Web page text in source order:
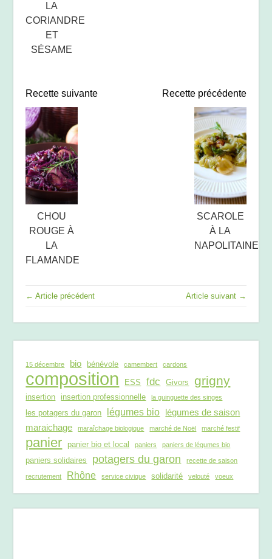
LA
CORIANDRE
ET
SÉSAME
Recette suivante
CHOU
ROUGE À
LA
FLAMANDE
Recette précédente
SCAROLE
À LA
NAPOLITAINE
← Article précédent Article suivant →
15 décembre bio bénévole camembert cardons
composition ESS fdc Givors grigny
insertion insertion professionnelle la guinguette des singes
les potagers du garon légumes bio légumes de saison
maraichage
maraîchage biologique marché de Noël marché festif
panier panier bio et local paniers paniers de légumes bio
paniers solidaires potagers du garon recette de saison
recrutement Rhône service civique solidarité velouté voeux